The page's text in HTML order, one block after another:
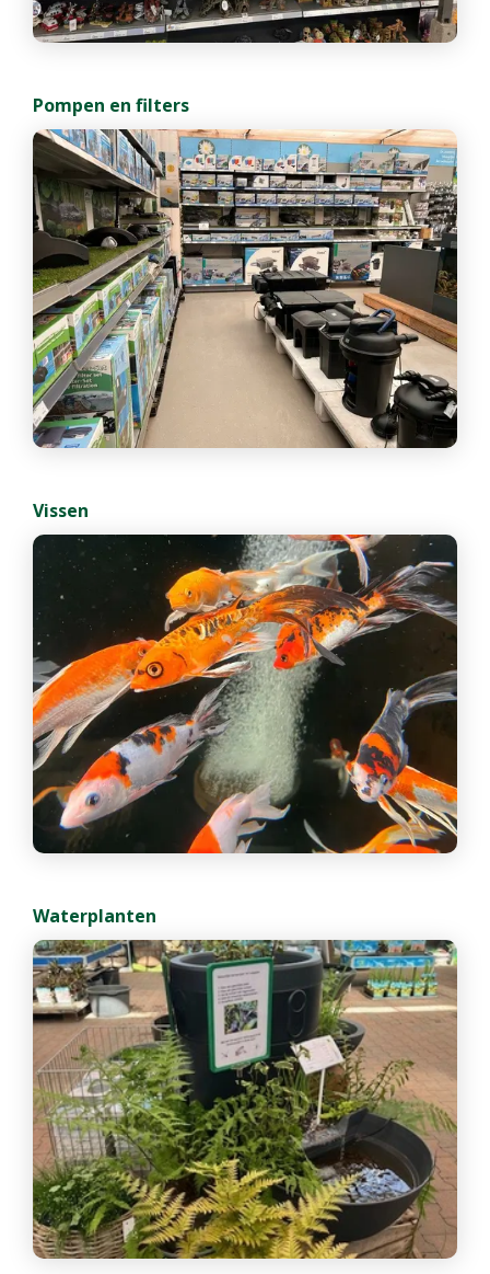
Pompen en filters
Vissen
Waterplanten